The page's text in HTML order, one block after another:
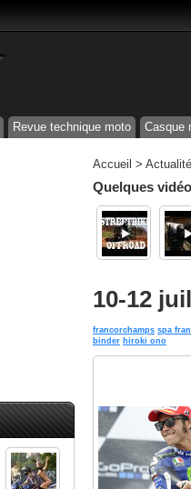
Revue technique moto Casque
Accueil >
Quelques
10-12
francorchamps spa
binder hiroki ono